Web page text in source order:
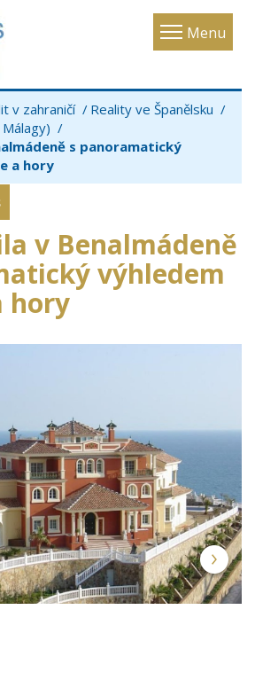
Menu
Toggle
v zahraničí
Reality ve Španělsku
s panoramatický
a hory
v Benalmádeně
výhledem
hory